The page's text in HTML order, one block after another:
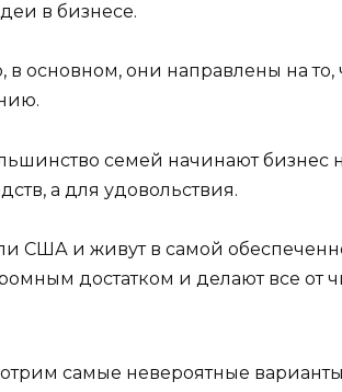
в бизнесе.
в основном, они направлены на
семей начинают бизнес
а для удовольствия.
США и живут в самой
достатком и делают все от
самые невероятные варианты